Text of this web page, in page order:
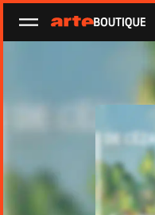
Ouvrir le menu